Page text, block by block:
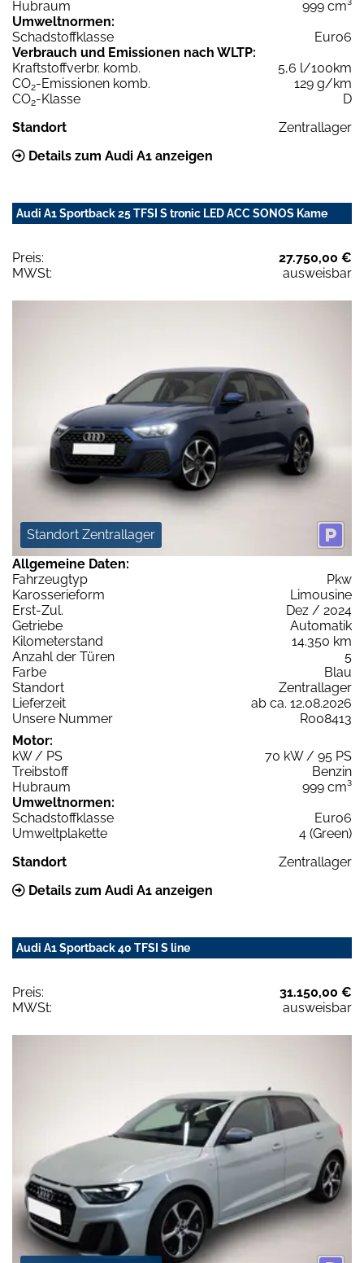
Hubraum
999 cm³
Umweltnormen:
Schadstoffklasse
Euro6
Verbrauch und Emissionen nach WLTP:
Kraftstoffverbr. komb.
5,6 l/100km
CO2-Emissionen komb.
129 g/km
CO2-Klasse
D
Standort
Zentrallager
Details zum Audi A1 anzeigen
Audi A1 Sportback 25 TFSI S tronic LED ACC SONOS Kame
Preis:
27.750,00 €
MWSt:
ausweisbar
Standort Zentrallager
Allgemeine Daten:
Fahrzeugtyp
Pkw
Karosserieform
Limousine
Erst-Zul.
Dez / 2024
Getriebe
Automatik
Kilometerstand
14.350 km
Anzahl der Türen
5
Farbe
Blau
Standort
Zentrallager
Lieferzeit
ab ca. 12.08.2026
Unsere Nummer
R008413
Motor:
kW / PS
70 kW / 95 PS
Treibstoff
Benzin
Hubraum
999 cm³
Umweltnormen:
Schadstoffklasse
Euro6
Umweltplakette
4 (Green)
Standort
Zentrallager
Details zum Audi A1 anzeigen
Audi A1 Sportback 40 TFSI S line
Preis:
31.150,00 €
MWSt:
ausweisbar